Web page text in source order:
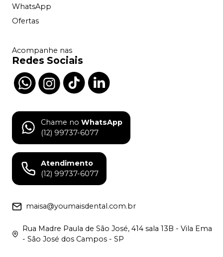
WhatsApp
Ofertas
Acompanhe nas
Redes Sociais
Chame no WhatsApp
(12) 99737-6077
Atendimento
(12) 99737-6077
maisa@youmaisdental.com.br
Rua Madre Paula de São José, 414 sala 13B - Vila Ema
- São José dos Campos - SP